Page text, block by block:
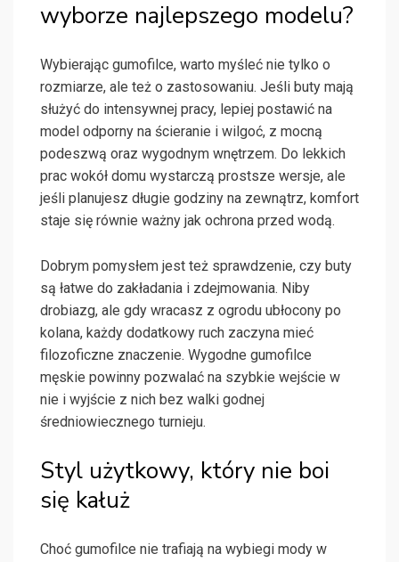
wyborze najlepszego modelu?
Wybierając gumofilce, warto myśleć nie tylko o
rozmiarze, ale też o zastosowaniu. Jeśli buty mają
służyć do intensywnej pracy, lepiej postawić na
model odporny na ścieranie i wilgoć, z mocną
podeszwą oraz wygodnym wnętrzem. Do lekkich
prac wokół domu wystarczą prostsze wersje, ale
jeśli planujesz długie godziny na zewnątrz, komfort
staje się równie ważny jak ochrona przed wodą.
Dobrym pomysłem jest też sprawdzenie, czy buty
są łatwe do zakładania i zdejmowania. Niby
drobiazg, ale gdy wracasz z ogrodu ubłocony po
kolana, każdy dodatkowy ruch zaczyna mieć
filozoficzne znaczenie. Wygodne gumofilce
męskie powinny pozwalać na szybkie wejście w
nie i wyjście z nich bez walki godnej
średniowiecznego turnieju.
Styl użytkowy, który nie boi
się kałuż
Choć gumofilce nie trafiają na wybiegi mody w